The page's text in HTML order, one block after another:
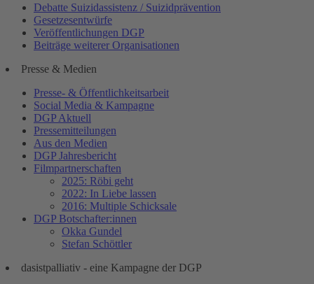
Debatte Suizidassistenz / Suizidprävention
Gesetzesentwürfe
Veröffentlichungen DGP
Beiträge weiterer Organisationen
Presse & Medien
Presse- & Öffentlichkeitsarbeit
Social Media & Kampagne
DGP Aktuell
Pressemitteilungen
Aus den Medien
DGP Jahresbericht
Filmpartnerschaften
2025: Röbi geht
2022: In Liebe lassen
2016: Multiple Schicksale
DGP Botschafter:innen
Okka Gundel
Stefan Schöttler
dasistpalliativ - eine Kampagne der DGP